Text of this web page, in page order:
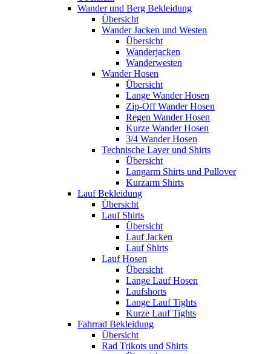
Wander und Berg Bekleidung
Übersicht
Wander Jacken und Westen
Übersicht
Wanderjacken
Wanderwesten
Wander Hosen
Übersicht
Lange Wander Hosen
Zip-Off Wander Hosen
Regen Wander Hosen
Kurze Wander Hosen
3/4 Wander Hosen
Technische Layer und Shirts
Übersicht
Langarm Shirts und Pullover
Kurzarm Shirts
Lauf Bekleidung
Übersicht
Lauf Shirts
Übersicht
Lauf Jacken
Lauf Shirts
Lauf Hosen
Übersicht
Lange Lauf Hosen
Laufshorts
Lange Lauf Tights
Kurze Lauf Tights
Fahrrad Bekleidung
Übersicht
Rad Trikots und Shirts